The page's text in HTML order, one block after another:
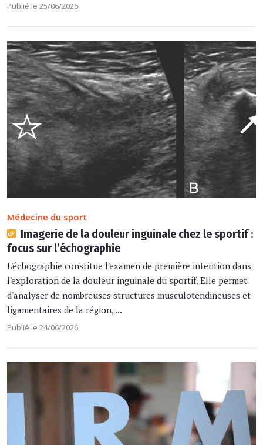
Publié le 25/06/2026
Médecine du sport
Imagerie de la douleur inguinale chez le sportif :
focus sur l’échographie
L'échographie constitue l'examen de première intention dans
l'exploration de la douleur inguinale du sportif. Elle permet
d'analyser de nombreuses structures musculotendineuses et
ligamentaires de la région, ...
Publié le 24/06/2026